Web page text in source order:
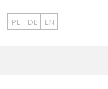
EN
DE
PL